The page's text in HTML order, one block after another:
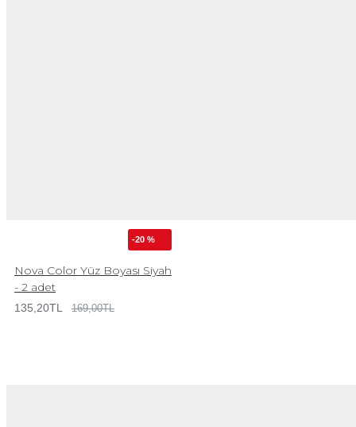
-20 %
Nova Color Yüz Boyası Siyah
- 2 adet
135,20TL 169,00TL